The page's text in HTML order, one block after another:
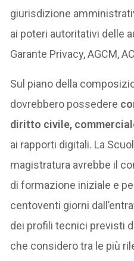
giurisdizione
ai poteri autoritativi delle
Garante Privacy, AGCM,
Sul piano della
dovrebbero possedere
diritto civile,
ai rapporti digitali. La
magistratura avrebbe il
di formazione iniziale e
centoventi giorni
dei profili tecnici previsti
che considero tra le più